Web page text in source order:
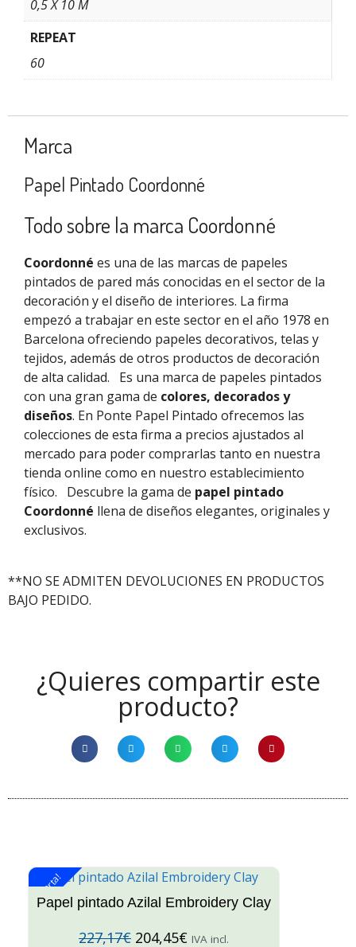
0,5 X 10 M
REPEAT
60
Marca
Papel Pintado Coordonné
Todo sobre la marca Coordonné
Coordonné es una de las marcas de papeles
pintados de pared más conocidas en el sector de la
decoración y el diseño de interiores. La firma
empezó a trabajar en este sector en el año 1978 en
Barcelona ofreciendo papeles decorativos, telas y
tejidos, además de otros productos de decoración
de alta calidad.
Es una marca de papeles pintados
con una gran gama de colores, decorados y
diseños. En Ponte Papel Pintado ofrecemos las
colecciones de esta firma a precios ajustados al
mercado para poder comprarlas tanto en nuestra
tienda online como en nuestro establecimiento
físico.
Descubre la gama de papel pintado
Coordonné llena de diseños elegantes, originales y
exclusivos.
**NO SE ADMITEN DEVOLUCIONES EN PRODUCTOS
BAJO PEDIDO.
¿Quieres compartir este
producto?
¡Oferta!
Papel pintado Azilal Embroidery Clay
227,17€ 204,45€ IVA incl.